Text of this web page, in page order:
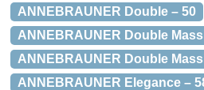
ANNEBRAUNER Double – 50
ANNEBRAUNER Double
ANNEBRAUNER Double
ANNEBRAUNER Elegance –